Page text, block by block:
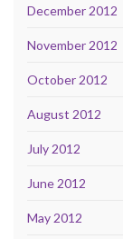
December 2012
November 2012
October 2012
August 2012
July 2012
June 2012
May 2012